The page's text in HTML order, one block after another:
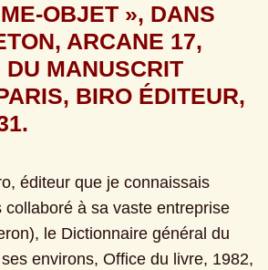
OBJET », DANS
ARCANE 17,
MANUSCRIT
BIRO ÉDITEUR,
éditeur que je connaissais
collaboré à sa vaste entreprise
le Dictionnaire général du
environs, Office du livre, 1982,